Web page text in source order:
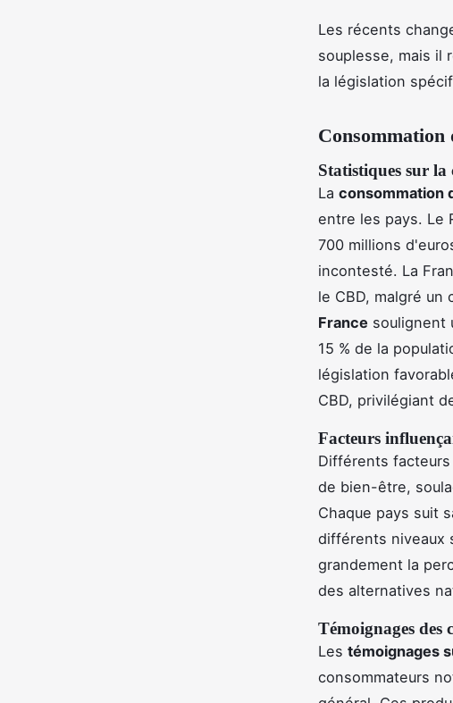
Les récents
souplesse, mais il
la législation
Consommation
Statistiques sur
La consommation
entre les pays. Le
700 millions
incontesté. La
le CBD, malgré un
France soulignent
15 % de la
législation
CBD, privilégiant
Facteurs
Différents
de bien-être,
Chaque pays suit
différents niveaux
grandement la
des alternatives
Témoignages des
Les témoignages
consommateurs